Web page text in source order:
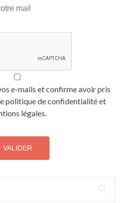
e-mails et confirme avoir pris
politique de confidentialité et
légales.